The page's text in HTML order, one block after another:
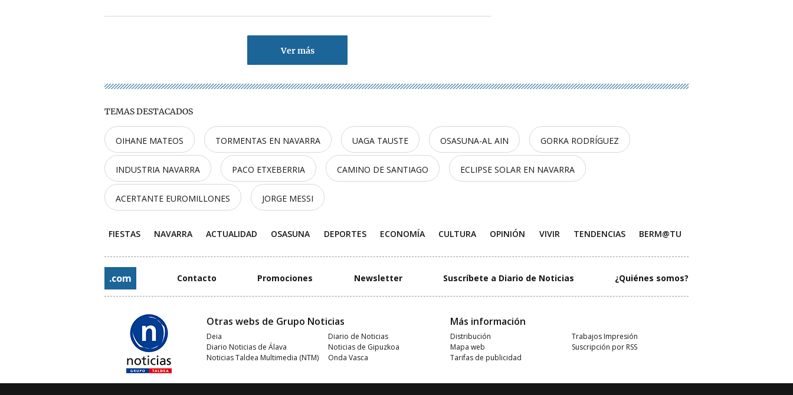
Ver más
TEMAS DESTACADOS
OIHANE MATEOS TORMENTAS EN NAVARRA UAGA TAUSTE OSASUNA-AL AIN GORKA RODRÍGUEZ
INDUSTRIA NAVARRA PACO ETXEBERRIA CAMINO DE SANTIAGO ECLIPSE SOLAR EN NAVARRA
ACERTANTE EUROMILLONES JORGE MESSI
FIESTAS NAVARRA ACTUALIDAD OSASUNA DEPORTES ECONOMÍA CULTURA OPINIÓN VIVIR TENDENCIAS BERM@TU
.com Contacto Promociones Newsletter Suscríbete a Diario de Noticias ¿Quiénes somos?
Otras webs de Grupo Noticias
Deia
Diario de Noticias
Diario Noticias de Álava
Noticias de Gipuzkoa
Noticias Taldea Multimedia (NTM)
Onda Vasca
Más información
Distribución
Trabajos Impresión
Mapa web
Suscripción por RSS
Tarifas de publicidad